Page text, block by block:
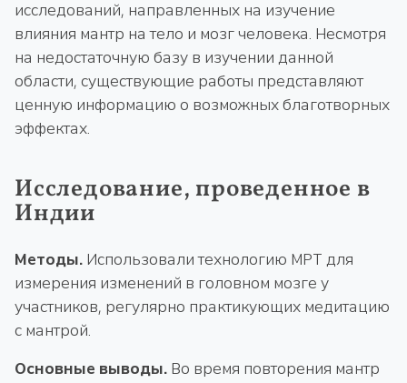
исследований, направленных на изучение
влияния мантр на тело и мозг человека. Несмотря
на недостаточную базу в изучении данной
области, существующие работы представляют
ценную информацию о возможных благотворных
эффектах.
Исследование, проведенное в
Индии
Методы. Использовали технологию МРТ для
измерения изменений в головном мозге у
участников, регулярно практикующих медитацию
с мантрой.
Основные выводы. Во время повторения мантр